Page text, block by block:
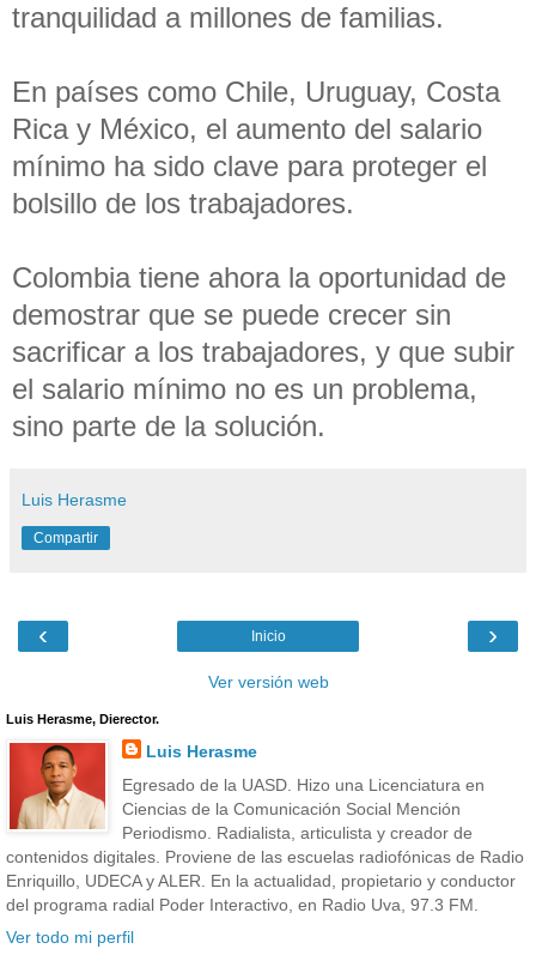
tranquilidad a millones de familias.
En países como Chile, Uruguay, Costa
Rica y México, el aumento del salario
mínimo ha sido clave para proteger el
bolsillo de los trabajadores.
Colombia tiene ahora la oportunidad de
demostrar que se puede crecer sin
sacrificar a los trabajadores, y que subir
el salario mínimo no es un problema,
sino parte de la solución.
Luis Herasme
Compartir
‹ ›
Inicio
Ver versión web
Luis Herasme, Dierector.
Luis Herasme
Egresado de la UASD. Hizo una Licenciatura en
Ciencias de la Comunicación Social Mención
Periodismo. Radialista, articulista y creador de
contenidos digitales. Proviene de las escuelas radiofónicas de Radio
Enriquillo, UDECA y ALER. En la actualidad, propietario y conductor
del programa radial Poder Interactivo, en Radio Uva, 97.3 FM.
Ver todo mi perfil